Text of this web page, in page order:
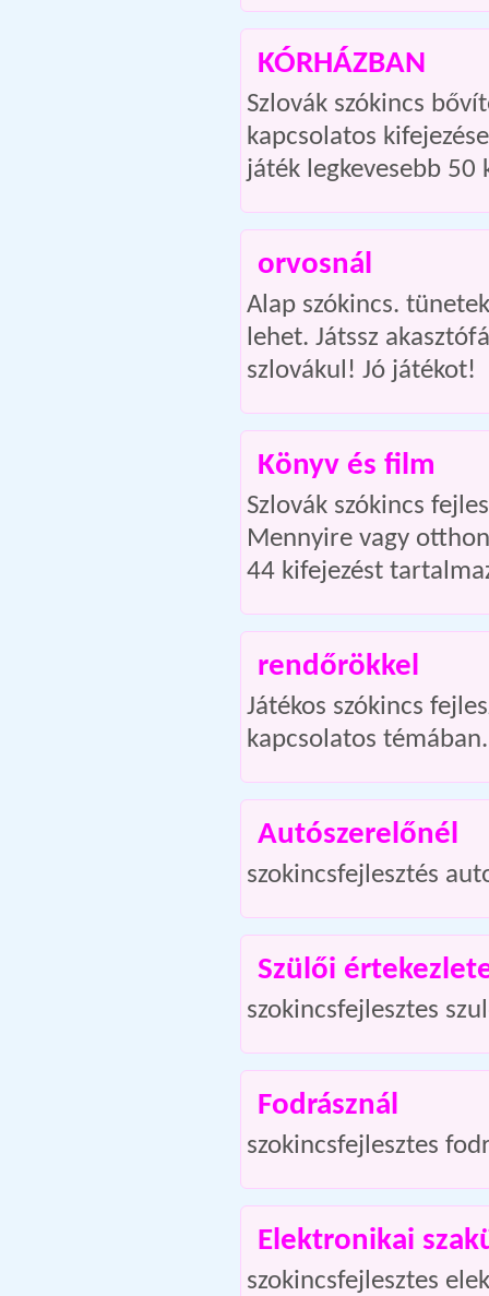
KÓRHÁZBAN
Szlovák szókincs
kapcsolatos
játék legkevesebb
orvosnál
Alap szókincs.
lehet. Játssz
szlovákul! Jó játékot!
Könyv és film
Szlovák szókincs
Mennyire vagy
44 kifejezést
rendőrökkel
Játékos szókincs
kapcsolatos
Autószerelőnél
szokincsfejlesztés
Szülői
szokincsfejlesztes
Fodrásznál
szokincsfejlesztes
Elektronikai
szokincsfejlesztes